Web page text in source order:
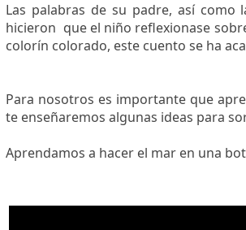
Las palabras de su padre, así como
hicieron que ​​​el niño reflexionase
colorín colorado, este cuento se ha
​​Para nosotros es importante que
te enseñaremos algunas ideas para
​Aprendamos a hacer el mar en una